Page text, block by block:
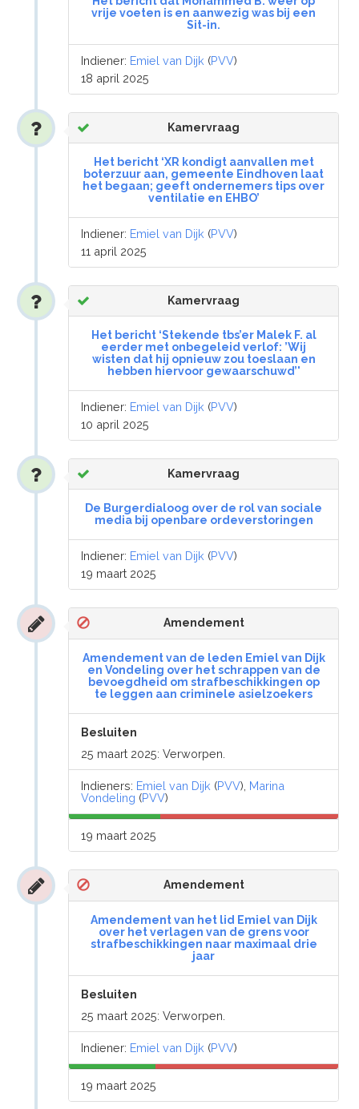
vrije voeten is en aanwezig was bij een
Sit-in.
Indiener: Emiel van Dijk (PVV)
18 april 2025
Kamervraag
Het bericht ‘XR kondigt aanvallen met
boterzuur aan, gemeente Eindhoven laat
het begaan; geeft ondernemers tips over
ventilatie en EHBO’
Indiener: Emiel van Dijk (PVV)
11 april 2025
Kamervraag
Het bericht ‘Stekende tbs’er Malek F. al
eerder met onbegeleid verlof: ’Wij
wisten dat hij opnieuw zou toeslaan en
hebben hiervoor gewaarschuwd’'
Indiener: Emiel van Dijk (PVV)
10 april 2025
Kamervraag
De Burgerdialoog over de rol van sociale
media bij openbare ordeverstoringen
Indiener: Emiel van Dijk (PVV)
19 maart 2025
Amendement
Amendement van de leden Emiel van Dijk
en Vondeling over het schrappen van de
bevoegdheid om strafbeschikkingen op
te leggen aan criminele asielzoekers
Besluiten
25 maart 2025: Verworpen.
Indieners: Emiel van Dijk (PVV), Marina
Vondeling (PVV)
19 maart 2025
Amendement
Amendement van het lid Emiel van Dijk
over het verlagen van de grens voor
strafbeschikkingen naar maximaal drie
jaar
Besluiten
25 maart 2025: Verworpen.
Indiener: Emiel van Dijk (PVV)
19 maart 2025